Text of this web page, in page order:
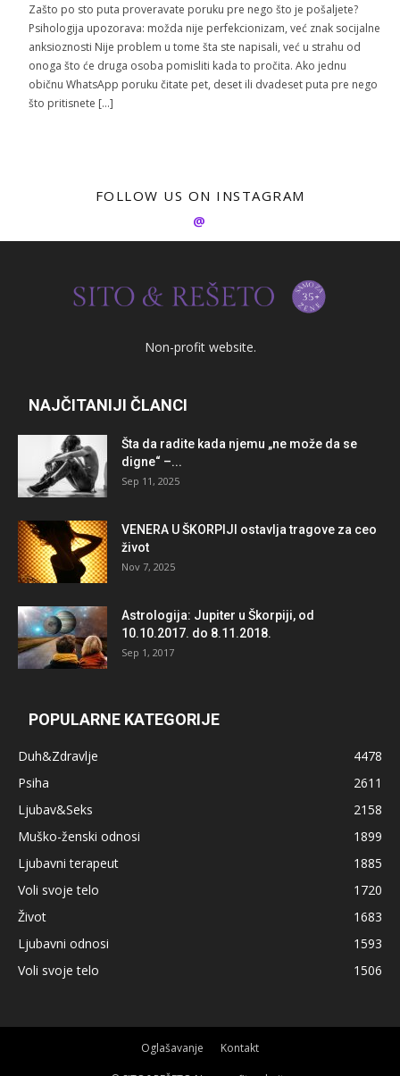
Zašto po sto puta proveravate poruku pre nego što je pošaljete?
Psihologija upozorava: možda nije perfekcionizam, već znak socijalne
anksioznosti Nije problem u tome šta ste napisali, već u strahu od
onoga što će druga osoba pomisliti kada to pročita. Ako jednu
običnu WhatsApp poruku čitate pet, deset ili dvadeset puta pre nego
što pritisnete […]
FOLLOW US ON INSTAGRAM
@
Non-profit website.
NAJČITANIJI ČLANCI
Šta da radite kada njemu „ne može da se
digne“ –...
Sep 11, 2025
VENERA U ŠKORPIJI ostavlja tragove za ceo
život
Nov 7, 2025
Astrologija: Jupiter u Škorpiji, od
10.10.2017. do 8.11.2018.
Sep 1, 2017
POPULARNE KATEGORIJE
Duh&Zdravlje
4478
Psiha
2611
Ljubav&Seks
2158
Muško-ženski odnosi
1899
Ljubavni terapeut
1885
Voli svoje telo
1720
Život
1683
Ljubavni odnosi
1593
Voli svoje telo
1506
Oglašavanje Kontakt